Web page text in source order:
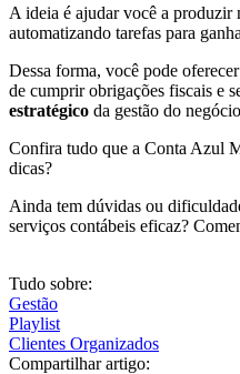
A ideia é ajudar você a produzir
automatizando tarefas para
Dessa forma, você pode
de cumprir obrigações fiscais e
estratégico da gestão do
Confira tudo que a Conta Azul
dicas?
Ainda tem dúvidas ou
serviços contábeis eficaz?
Tudo sobre:
Gestão
Playlist
Clientes Organizados
Compartilhar artigo: